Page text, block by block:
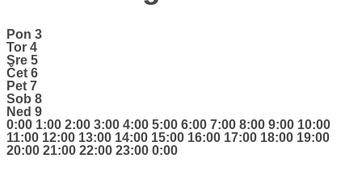
Pon 3
Tor 4
Sre 5
Čet 6
Pet 7
Sob 8
Ned 9
0:00 1:00 2:00 3:00 4:00 5:00 6:00 7:00 8:00 9:00 10:00
11:00 12:00 13:00 14:00 15:00 16:00 17:00 18:00 19:00
20:00 21:00 22:00 23:00 0:00